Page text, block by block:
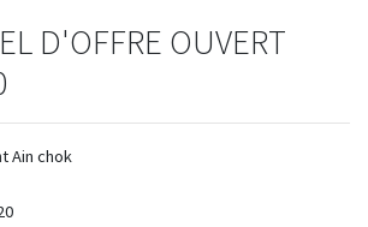
D'OFFRE OUVERT
Ain chok